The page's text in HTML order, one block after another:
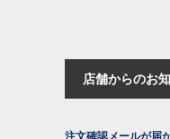
店舗からのお
注文確認メールが届